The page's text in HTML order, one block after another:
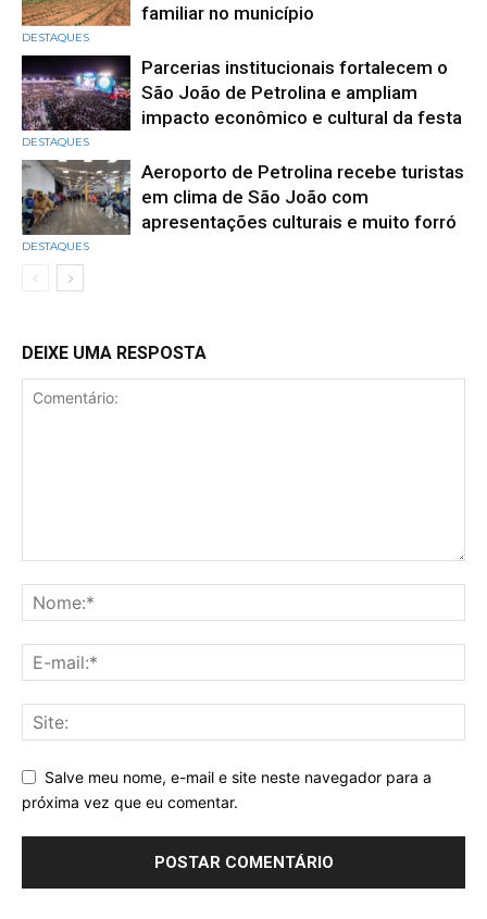
DESTAQUES
familiar no município
DESTAQUES
Parcerias institucionais fortalecem o
São João de Petrolina e ampliam
impacto econômico e cultural da festa
DESTAQUES
Aeroporto de Petrolina recebe turistas
em clima de São João com
apresentações culturais e muito forró
DEIXE UMA RESPOSTA
Salve meu nome, e-mail e site neste navegador para a
próxima vez que eu comentar.